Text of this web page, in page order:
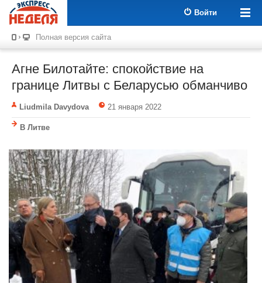
Войти
Полная версия сайта
Агне Билотайте: спокойствие на
границе Литвы с Беларусью обманчиво
Liudmila Davydova 21 января 2022
В Литве